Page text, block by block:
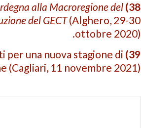
38)
alla Macroregione del
del GECT(Alghero, 29-30
ottobre 2020).
39)
una nuova stagione di
(Cagliari, 11 novembre 2021)